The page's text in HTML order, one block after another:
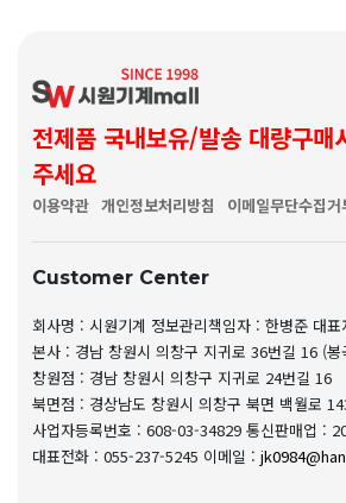
전제품 국내보유/발송 대량구매
주세요
이용약관 개인정보처리방침 이메일무단수집거
Customer Center
회사명 : 시원기계 정보관리책임자 : 한병준 대
본사 : 경남 창원시 의창구 지귀로 36번길 16 (봉
창원점 : 경남 창원시 의창구 지귀로 24번길 16
북면점 : 경상남도 창원시 의창구 북면 백월로
사업자등록번호 : 608-03-34829 통신판매업 :
대표전화 : 055-237-5245 이메일 :